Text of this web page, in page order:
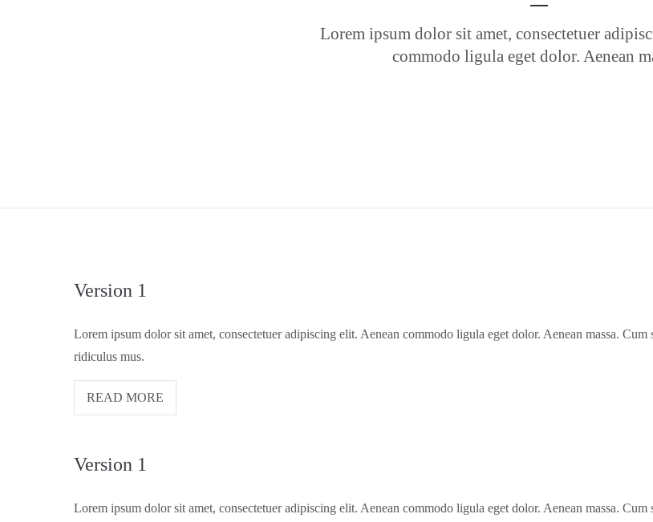
+44 1234 567 890
About us
Lorem ipsum dolor sit amet, consectetuer
commodo ligula eget dolor. Aenean
Version 1
Lorem ipsum dolor sit amet, consectetuer adipiscing elit. Aenean commodo ligula eget dolor. Aenean massa.
ridiculus mus.
READ MORE
Version 1
Lorem ipsum dolor sit amet, consectetuer adipiscing elit. Aenean commodo ligula eget dolor. Aenean massa.